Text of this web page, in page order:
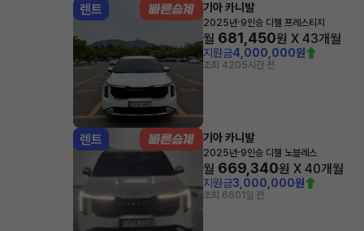
렌트 기아 카니발
2025년·9인승 디젤 프레스티지
월 681,450원 X 43개월
지원금4,000,000원
조회 4205시간 전
렌트 기아 카니발
2025년·9인승 디젤 노블레스
월 669,340원 X 40개월
지원금3,000,000원
조회 6601일 전